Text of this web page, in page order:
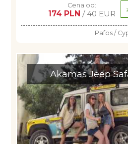
Cena od:
174 PLN / 40 EUR
Pafos /
Akamas Jeep